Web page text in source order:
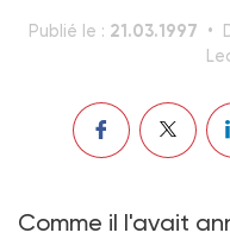
Publié le : 21.03.1997
Comme il l'avait